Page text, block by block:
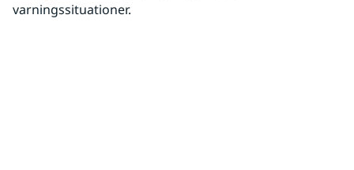
varningssituationer.